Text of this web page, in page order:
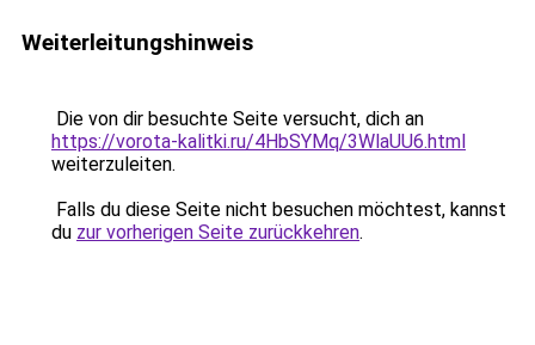
Weiterleitungshinweis
Die von dir besuchte Seite versucht, dich an
https://vorota-kalitki.ru/4HbSYMq/3WlaUU6.html
weiterzuleiten.
Falls du diese Seite nicht besuchen möchtest, kannst
du zur vorherigen Seite zurückkehren.